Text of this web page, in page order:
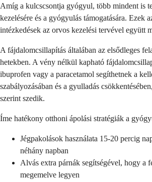
Amíg a kulcscsontja gyógyul, több mindent is
kezelésére és a gyógyulás támogatására. Ezek
intézkedések az orvos kezelési tervével együtt
A fájdalomcsillapítás általában az elsődleges
hetekben. A vény nélkül kapható
ibuprofen vagy a paracetamol segíthetnek a
szabályozásában és a gyulladás
szerint szedik.
Íme hatékony otthoni ápolási stratégiák a
Jégpakolások használata 15-20 percig
néhány napban
Alvás extra párnák segítségével, hogy a
megemelve legyen